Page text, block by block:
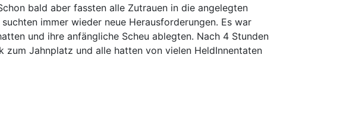
bald aber fassten alle Zutrauen in die angelegten
immer wieder neue Herausforderungen. Es war
und ihre anfängliche Scheu ablegten. Nach 4 Stunden
Jahnplatz und alle hatten von vielen HeldInnentaten